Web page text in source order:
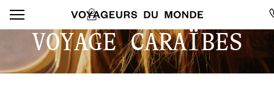
VOYAGE CARAÏBES